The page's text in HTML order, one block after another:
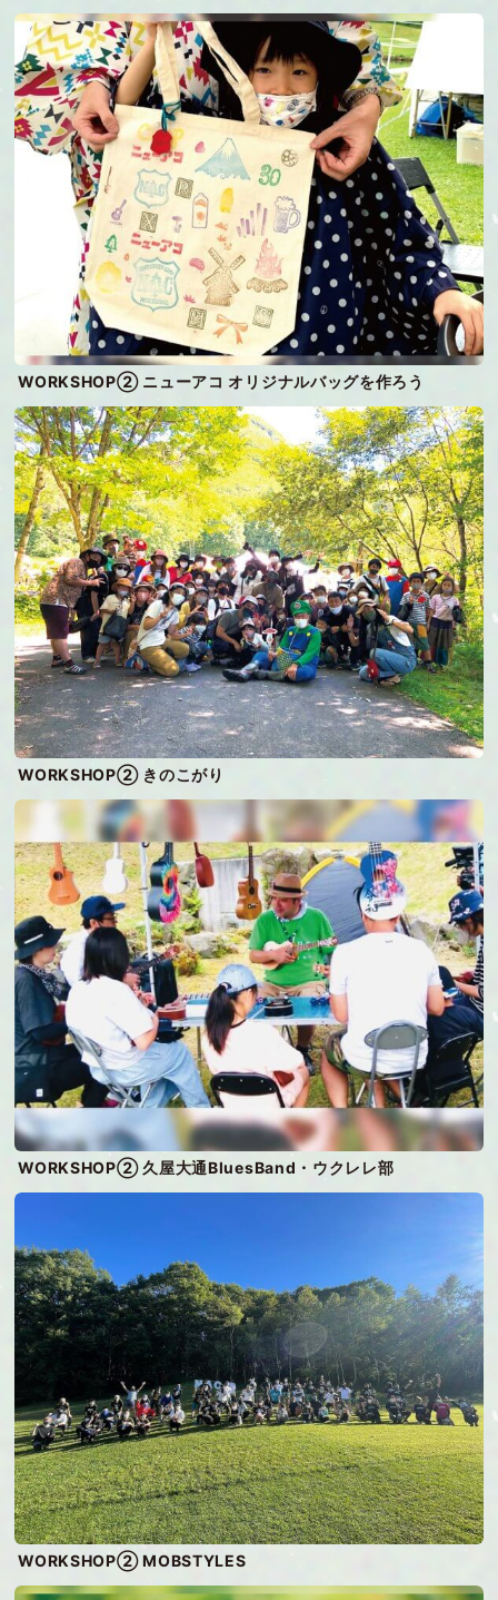
WORKSHOP② ニューアコ オリジナルバッグを作ろう
WORKSHOP② きのこがり
WORKSHOP② 久屋大通BluesBand・ウクレレ部
WORKSHOP② MOBSTYLES